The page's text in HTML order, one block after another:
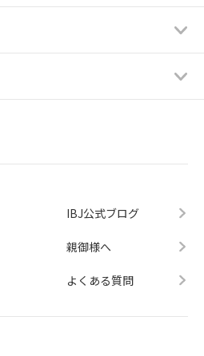
IBJ公式ブログ
親御様へ
よくある質問